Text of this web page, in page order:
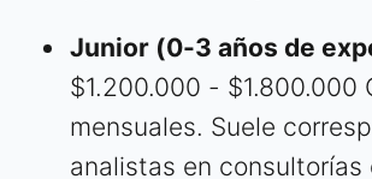
Junior (0-3 años de
$1.200.000 - $1.800.000
mensuales. Suele
analistas en consultorías